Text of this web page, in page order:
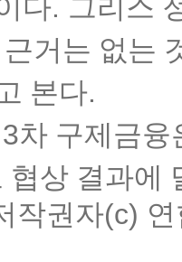
다. 그리스
거는 없는
본다.
3차 구제금융
협상 결과에
작권자(c)